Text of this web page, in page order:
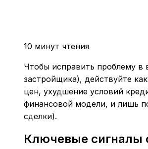
10 минут чтения
Чтобы исправить проблему в
застройщика), действуйте
цен, ухудшение условий
финансовой модели, и лишь
сделки).
Ключевые сигналы